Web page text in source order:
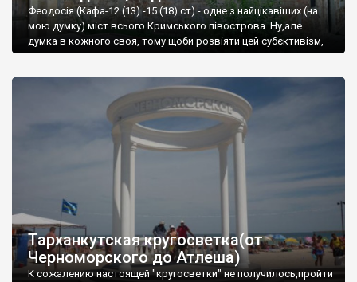
Феодосія (Кафа-12 (13) -15 (18) ст) - одне з найцікавіших (на
мою думку) міст всього Кримського півострова .Ну,але
думка в кожного своя, тому щоби розвіяти цей субєктивізм,
запрошую відвідати це
Тарханкутская кругосветка(от
Черноморского до Атлеша)
К сожалению настоящей "кругосветки" не получилось,пройти